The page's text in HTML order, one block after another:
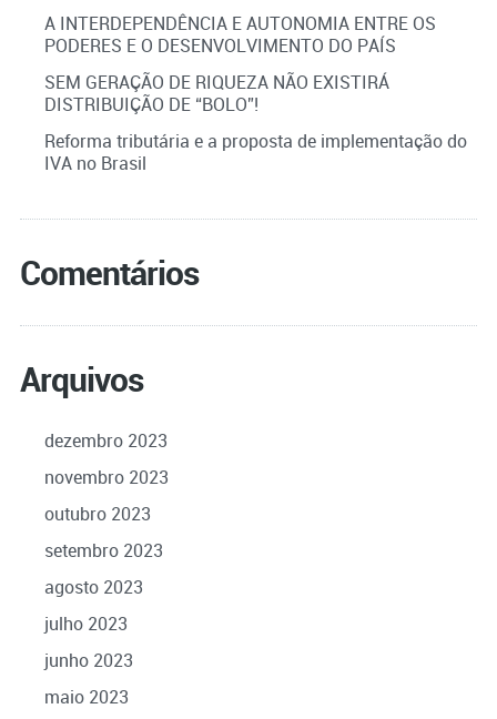
A INTERDEPENDÊNCIA E AUTONOMIA ENTRE OS
PODERES E O DESENVOLVIMENTO DO PAÍS
SEM GERAÇÃO DE RIQUEZA NÃO EXISTIRÁ
DISTRIBUIÇÃO DE “BOLO”!
Reforma tributária e a proposta de implementação do
IVA no Brasil
Comentários
Arquivos
dezembro 2023
novembro 2023
outubro 2023
setembro 2023
agosto 2023
julho 2023
junho 2023
maio 2023